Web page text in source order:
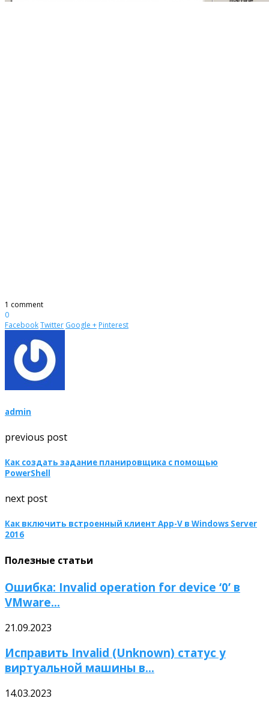
1 comment
0
FacebookTwitter Google + Pinterest
admin
previous post
Как создать задание планировщика с помощью
PowerShell
next post
Как включить встроенный клиент App-V в Windows Server
2016
Полезные статьи
Ошибка: Invalid operation for device ‘0’ в
VMware...
21.09.2023
Исправить Invalid (Unknown) статус у
виртуальной машины в...
14.03.2023